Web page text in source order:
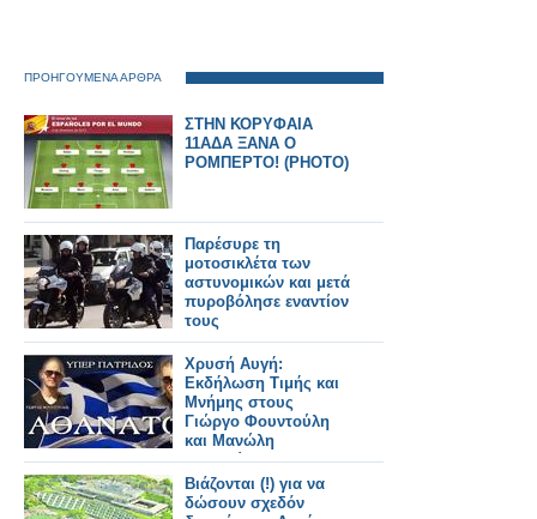
ΠΡΟΗΓΟΥΜΕΝΑ ΑΡΘΡΑ
ΣΤΗΝ ΚΟΡΥΦΑΙΑ
11ΑΔΑ ΞΑΝΑ Ο
ΡΟΜΠΕΡΤΟ! (ΡΗΟΤΟ)
Παρέσυρε τη
μοτοσικλέτα των
αστυνομικών και μετά
πυροβόλησε εναντίον
τους
Χρυσή Αυγή:
Eκδήλωση Τιμής και
Μνήμης στους
Γιώργο Φουντούλη
και Μανώλη
Καπελώνη
Βιάζονται (!) για να
δώσουν σχεδόν